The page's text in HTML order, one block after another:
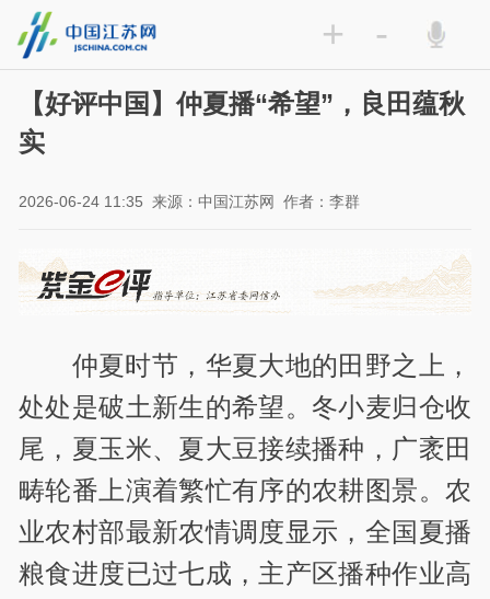
+ -
【好评中国】仲夏播“希望”，良田蕴秋
实
2026-06-24 11:35 来源：中国江苏网 作者：李群
仲夏时节，华夏大地的田野之上，
处处是破土新生的希望。冬小麦归仓收
尾，夏玉米、夏大豆接续播种，广袤田
畴轮番上演着繁忙有序的农耕图景。农
业农村部最新农情调度显示，全国夏播
粮食进度已过七成，主产区播种作业高